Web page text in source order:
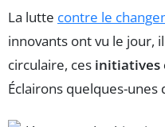
La lutte contre le
innovants ont vu le jour,
circulaire, ces initiatives
Éclairons quelques-